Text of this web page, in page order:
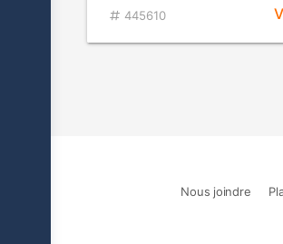
445610
Nous joindre